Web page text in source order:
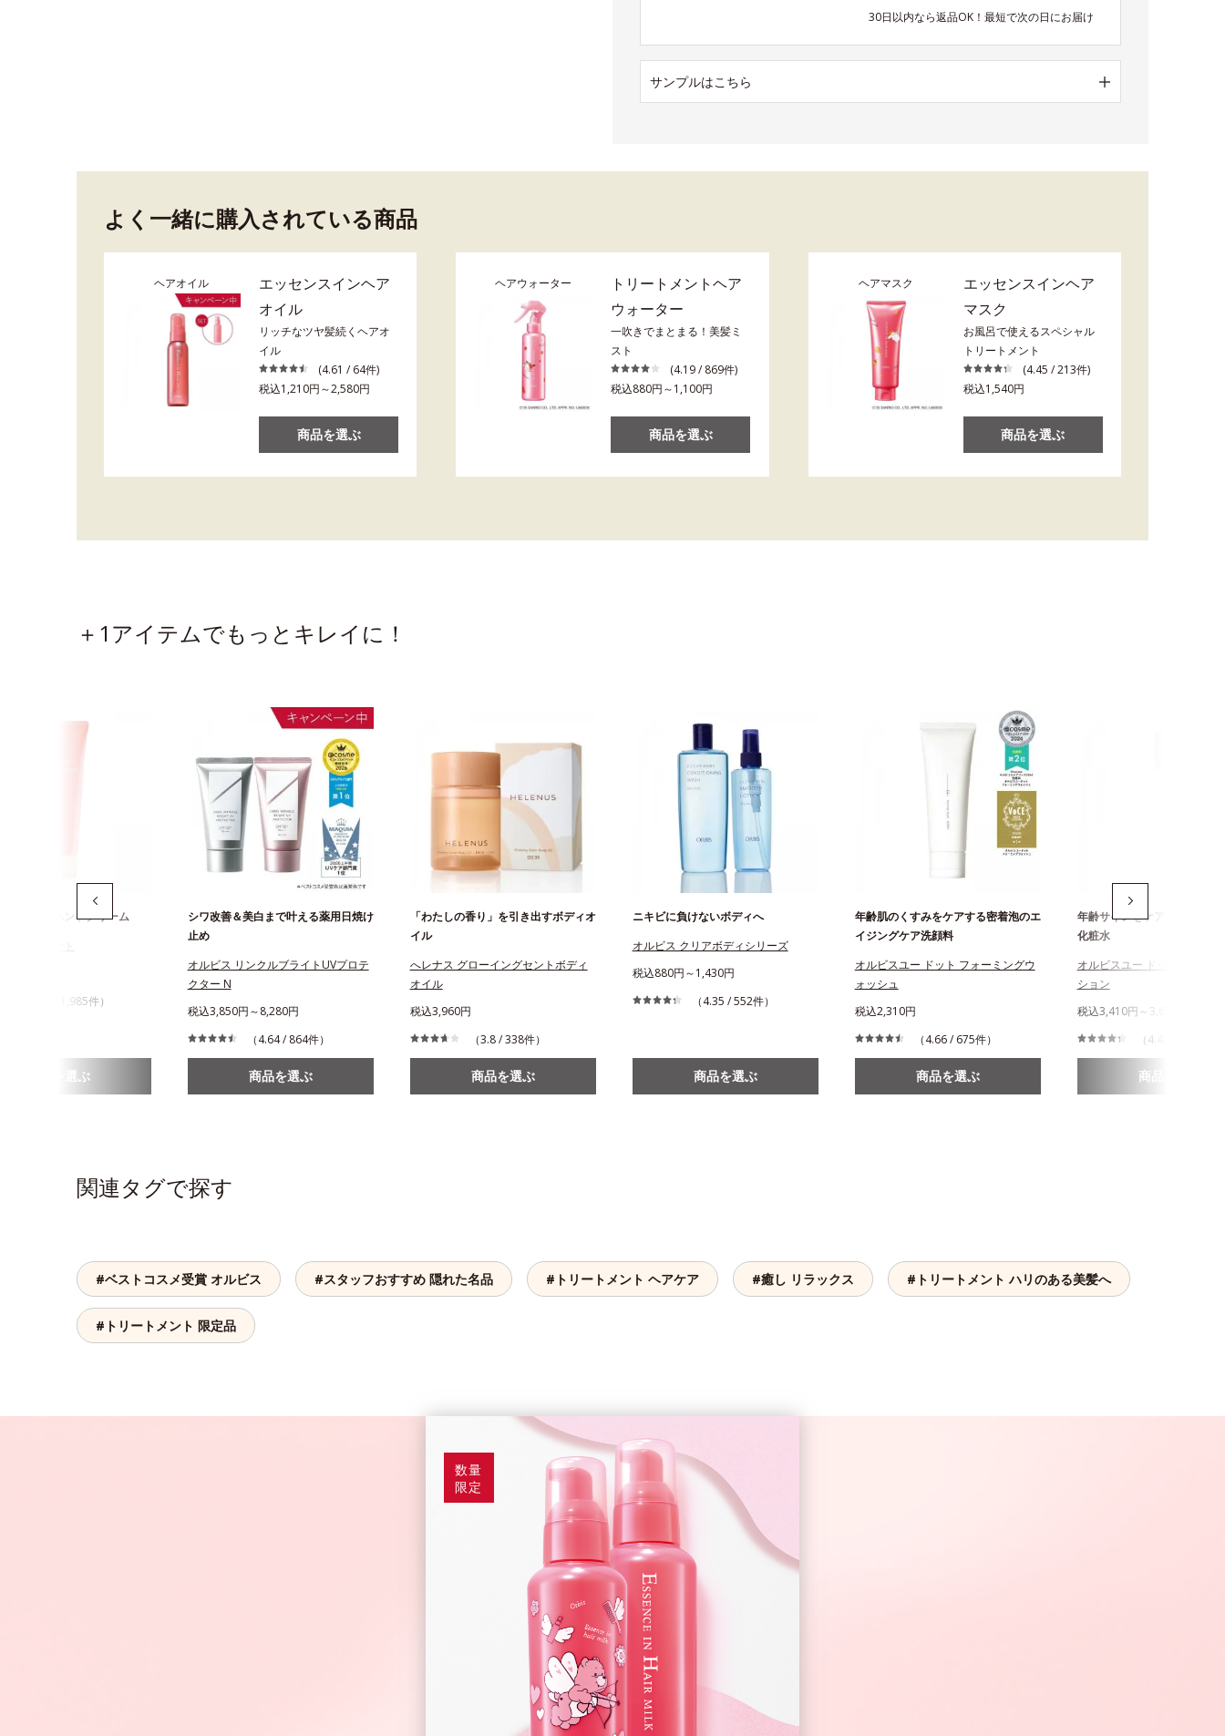
30日以内なら返品OK！最短で次の日にお届け
サンプルはこちら
よく一緒に購入されている商品
ヘアオイル
エッセンスインヘア
オイル
リッチなツヤ髪続くヘアオ
イル
(4.61 / 64件)
税込1,210円～2,580円
商品を選ぶ
ヘアウォーター
トリートメントヘア
ウォーター
一吹きでまとまる！美髪ミ
スト
(4.19 / 869件)
税込880円～1,100円
商品を選ぶ
ヘアマスク
エッセンスインヘア
マスク
お風呂で使えるスペシャル
トリートメント
(4.45 / 213件)
税込1,540円
商品を選ぶ
＋1アイテムでもっとキレイに！
ない保湿ハンドクリーム
（4.5 / 1,985件）
商品を選ぶ
シワ改善＆美白まで叶える薬用日焼け
止め
オルビス リンクルブライトUVプロテ
クター N
税込3,850円～8,280円
（4.64 / 864件）
商品を選ぶ
「わたしの香り」を引き出すボディオ
イル
へレナス グローイングセントボディ
オイル
税込3,960円
（3.8 / 338件）
商品を選ぶ
ニキビに負けないボディへ
オルビス クリアボディシリーズ
税込880円～1,430円
（4.35 / 552件）
商品を選ぶ
年齢肌のくすみをケアする密着泡のエ
イジングケア洗顔料
オルビスユー ドット フォーミングウ
ォッシュ
税込2,310円
（4.66 / 675件）
商品を選ぶ
年齢サインをケアする、うる
化粧水
オルビスユー ドット エッセ
ション
税込3,410円～3,630円
（4.43 / 719件）
商品を選ぶ
関連タグで探す
#ベストコスメ受賞 オルビス #スタッフおすすめ 隠れた名品 #トリートメント ヘアケア #癒し リラックス #トリートメント ハリのある美髪へ
#トリートメント 限定品
数量
限定